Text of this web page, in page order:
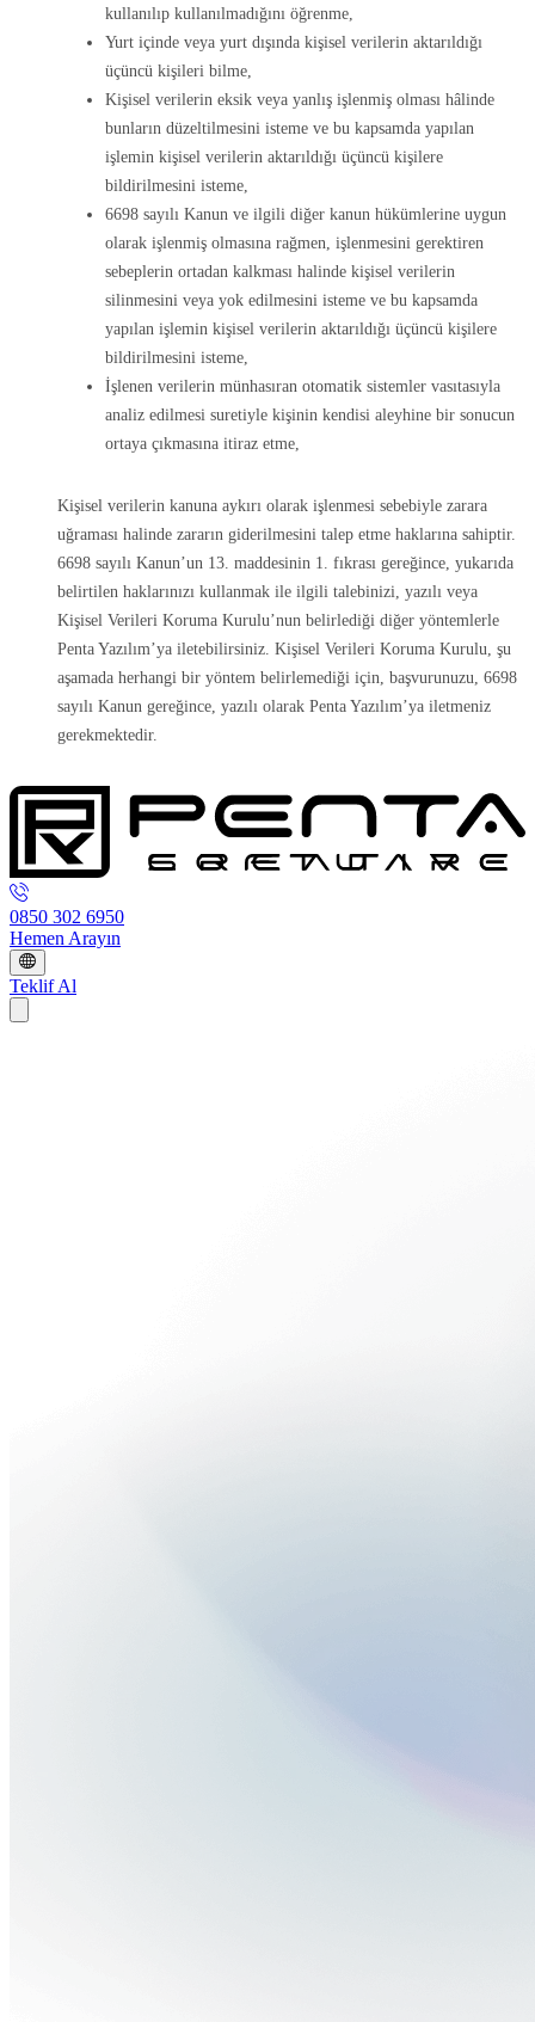
kullanılıp kullanılmadığını öğrenme,
Yurt içinde veya yurt dışında kişisel verilerin aktarıldığı
üçüncü kişileri bilme,
Kişisel verilerin eksik veya yanlış işlenmiş olması hâlinde
bunların düzeltilmesini isteme ve bu kapsamda yapılan
işlemin kişisel verilerin aktarıldığı üçüncü kişilere
bildirilmesini isteme,
6698 sayılı Kanun ve ilgili diğer kanun hükümlerine uygun
olarak işlenmiş olmasına rağmen, işlenmesini gerektiren
sebeplerin ortadan kalkması halinde kişisel verilerin
silinmesini veya yok edilmesini isteme ve bu kapsamda
yapılan işlemin kişisel verilerin aktarıldığı üçüncü kişilere
bildirilmesini isteme,
İşlenen verilerin münhasıran otomatik sistemler vasıtasıyla
analiz edilmesi suretiyle kişinin kendisi aleyhine bir sonucun
ortaya çıkmasına itiraz etme,
Kişisel verilerin kanuna aykırı olarak işlenmesi sebebiyle zarara
uğraması halinde zararın giderilmesini talep etme haklarına sahiptir.
6698 sayılı Kanun’un 13. maddesinin 1. fıkrası gereğince, yukarıda
belirtilen haklarınızı kullanmak ile ilgili talebinizi, yazılı veya
Kişisel Verileri Koruma Kurulu’nun belirlediği diğer yöntemlerle
Penta Yazılım’ya iletebilirsiniz. Kişisel Verileri Koruma Kurulu, şu
aşamada herhangi bir yöntem belirlemediği için, başvurunuzu, 6698
sayılı Kanun gereğince, yazılı olarak Penta Yazılım’ya iletmeniz
gerekmektedir.
0850 302 6950
Hemen Arayın
Teklif Al